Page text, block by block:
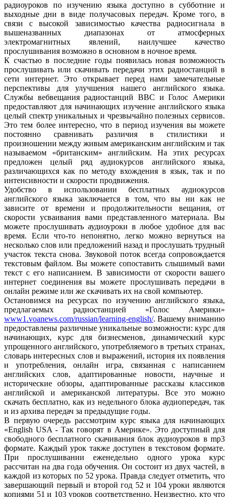
радиоуроков по изучению языка доступно в субботние и
выходные дни в виде получасовых передач. Кроме того, в
связи с высокой зависимостью качества радиосигнала в
вышеназванных диапазонах от атмосферных
электромагнитных явлений, наилучшее качество
прослушивания возможно в основном в ночное время.
К счастью в последние годы появилась новая возможность
прослушивать или скачивать передачи этих радиостанций в
сети интернет. Это открывает перед нами замечательные
перспективы для улучшения нашего английского языка.
Службы вебвещания радиостанций ВВС и Голос Америки
предоставляют для начинающих изучение английского языка
целый спектр уникальных и чрезвычайно полезных сервисов.
Это тем более интересно, что в период изучения вы можете
постоянно сравнивать различия в стилистики и
произношении между живым американским английским и так
называемом «британским» английским. На этих ресурсах
предложен целый ряд аудиокурсов английского языка,
различающихся как по методу вхождения в язык, так и по
интенсивности и скорости продвижения.
Удобство в использовании бесплатных аудиокурсов
английского языка заключается в том, что вы ни как не
зависите от времени и продолжительности вещания, от
скорости усваивания вами представленного материала. Вы
можете прослушивать аудиоуроки в любое удобное для вас
время. Если что-то непонятно, легко можно вернуться на
несколько слов или предложений назад и прослушать трудный
участок текста снова. Звуковой поток всегда сопровождается
текстовым файлом. Вы можете сопоставить слышимый вами
текст с его написанием. В зависимости от скорости вашего
интернет соединения вы можете прослушивать передачи в
онлайн режиме или же скачивать их на свой компьютер.
Остановимся на ресурсах по изучению английского языка,
предлагаемых радиостанцией «Голос Америки»
www1.voanews.com/russian/learning-english/. Вашему вниманию
предоставлены различные уникальные возможности: курс для
начинающих, курс для бизнесменов, динамический курс
упрощенного английского, употребляемого в третьих странах,
словарь интересных слов и выражений, история их появления
и употребления, онлайн игра, связанная с написанием
английских слов, адаптированные новости, научные и
исторические обзоры, адаптированные рассказы классиков
английской и американской литературы. Все это можно
скачать бесплатно, как из недельного блока аудиопередач, так
и из архива передач за предыдущие годы.
В первую очередь рассмотрим курс языка для начинающих
«English USA - Так говорят в Америке». Это доступный для
свободного бесплатного скачивания блок аудиоуроков в mp3
формате. Каждый урок также доступен в текстовом формате.
При прослушивании еженедельно одного урока курс
рассчитан на два года обучения. Он состоит из двух частей, в
каждой из которых по 52 урока. Правда следует отметить, что
завершающий первый и второй год 52 и 104 уроки являются
копиями 51 и 103 уроков соответственно. Неизвестно, кто что